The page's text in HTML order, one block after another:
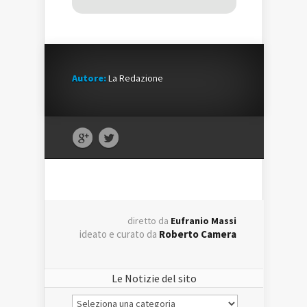
Autore:La Redazione
diretto da Eufranio Massi
ideato e curato da Roberto Camera
Le Notizie del sito
Le